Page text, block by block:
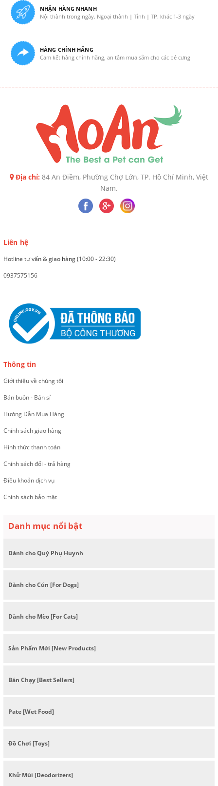
NHẬN HÀNG NHANH
Nội thành trong ngày. Ngoại thành | Tỉnh | TP. khác 1-3 ngày
HÀNG CHÍNH HÃNG
Cam kết hàng chính hãng, an tâm mua sắm cho các bé cưng
Địa chỉ: 84 An Điềm, Phường Chợ Lớn, TP. Hồ Chí Minh, Việt
Nam.
Liên hệ
Hotline tư vấn & giao hàng (10:00 - 22:30)
0937575156
Thông tin
Giới thiệu về chúng tôi
Bán buôn - Bán sỉ
Hướng Dẫn Mua Hàng
Chính sách giao hàng
Hình thức thanh toán
Chính sách đổi - trả hàng
Điều khoản dịch vụ
Chính sách bảo mật
Danh mục nổi bật
Dành cho Quý Phụ Huynh
Dành cho Cún [For Dogs]
Dành cho Mèo [For Cats]
Sản Phẩm Mới [New Products]
Bán Chạy [Best Sellers]
Pate [Wet Food]
Đồ Chơi [Toys]
Khử Mùi [Deodorizers]